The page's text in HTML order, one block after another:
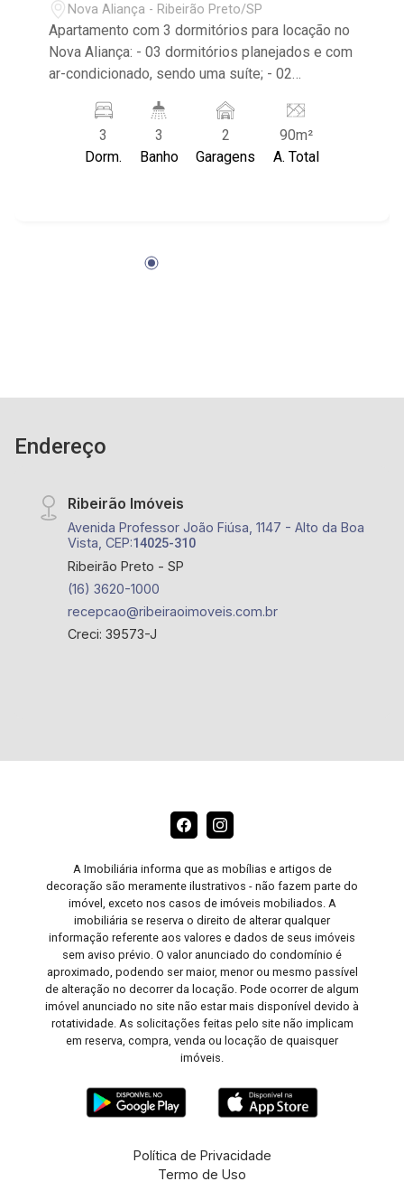
Nova Aliança - Ribeirão Preto/SP
Apartamento com 3 dormitórios para locação no
Nova Aliança: - 03 dormitórios planejados e com
ar-condicionado, sendo uma suíte; - 02
- Lavabo; - Sala dois ambientes; - Cozinha
planejada; - Varanda gourmet com fechamento
em vidro; - Churrasqueira; - Área de Serviço
playground e piscina; - Localizado próximo ao
3
Dorm.
3
Banho
2
Garagens
90m²
A. Total
Endereço
Ribeirão Imóveis
Avenida Professor João Fiúsa, 1147 - Alto da Boa
Vista, CEP:14025-310
Ribeirão Preto - SP
(16) 3620-1000
recepcao@ribeiraoimoveis.com.br
Creci: 39573-J
A Imobiliária informa que as mobílias e artigos de
decoração são meramente ilustrativos - não fazem parte do
imóvel, exceto nos casos de imóveis mobiliados. A
imobiliária se reserva o direito de alterar qualquer
informação referente aos valores e dados de seus imóveis
sem aviso prévio. O valor anunciado do condomínio é
aproximado, podendo ser maior, menor ou mesmo passível
de alteração no decorrer da locação. Pode ocorrer de algum
imóvel anunciado no site não estar mais disponível devido à
rotatividade. As solicitações feitas pelo site não implicam
em reserva, compra, venda ou locação de quaisquer
imóveis.
Política de Privacidade
Termo de Uso